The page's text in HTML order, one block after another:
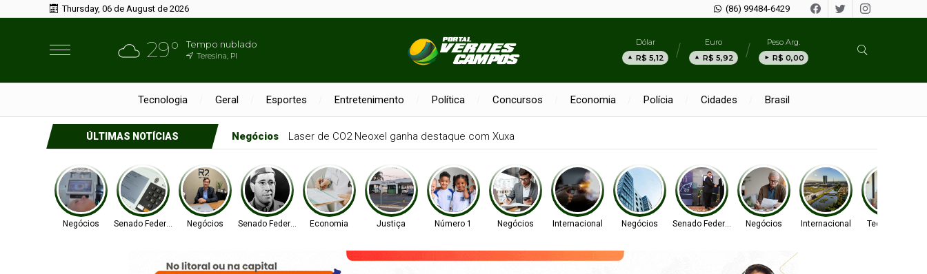
Thursday, 06 de August de 2026 (86) 99484-6429
29° Tempo nublado
Teresina, PI
Dólar
R$ 5,12
Euro
R$ 5,92
Peso Arg.
R$ 0,00
Tecnologia Geral Esportes Entretenimento Política Concursos Economia Polícia Cidades Brasil
ÚLTIMAS NOTÍCIAS Negócios Laser de CO2 Neoxel ganha destaque com Xuxa
Negócios Senado Federal Negócios Senado Federal Economia Justiça Número 1 Negócios Internacional Negócios Senado Federal Negócios Internacional Tecnologia